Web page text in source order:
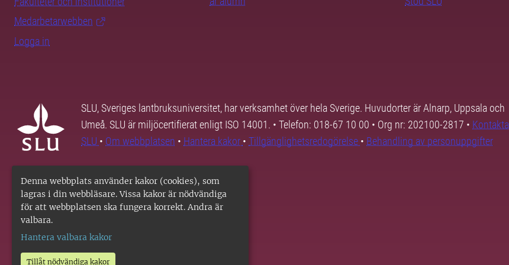
Denna webbplats använder kakor (cookies), som
lagras i din webbläsare. Vissa kakor är nödvändiga
för att webbplatsen ska fungera korrekt. Andra är
valbara.
Hantera valbara kakor
Tillåt nödvändiga kakor
Medarbetarwebben
Logga in
SLU, Sveriges lantbruksuniversitet, har verksamhet över hela Sverige. Huvudorter är Alnarp, Uppsala och
Umeå. SLU är miljöcertifierat enligt ISO 14001. • Telefon: 018-67 10 00 • Org nr: 202100-2817 • Kontakta
SLU • Om webbplatsen • Hantera kakor • Tillgänglighetsredogörelse • Behandling av personuppgifter